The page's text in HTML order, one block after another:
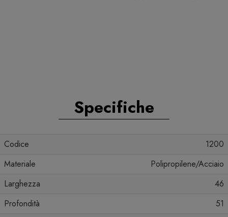
Specifiche
Codice
1200
Materiale
Polipropilene/Acciaio
Larghezza
46
Profondità
51